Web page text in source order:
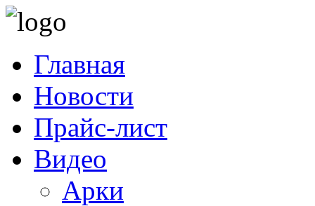
Главная
Новости
Прайс-лист
Видео
Арки